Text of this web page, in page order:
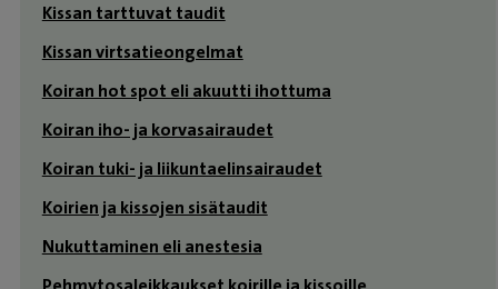
Kissan tarttuvat taudit
Kissan virtsatieongelmat
Koiran hot spot eli akuutti ihottuma
Koiran iho- ja korvasairaudet
Koiran tuki- ja liikuntaelinsairaudet
Koirien ja kissojen sisätaudit
Nukuttaminen eli anestesia